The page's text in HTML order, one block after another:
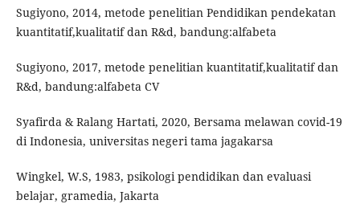
Sugiyono, 2014, metode penelitian Pendidikan pendekatan
kuantitatif,kualitatif dan R&d, bandung:alfabeta
Sugiyono, 2017, metode penelitian kuantitatif,kualitatif dan
R&d, bandung:alfabeta CV
Syafirda & Ralang Hartati, 2020, Bersama melawan covid-19
di Indonesia, universitas negeri tama jagakarsa
Wingkel, W.S, 1983, psikologi pendidikan dan evaluasi
belajar, gramedia, Jakarta